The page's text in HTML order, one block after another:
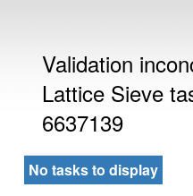
Validation
Lattice Sieve
6637139
No tasks to display